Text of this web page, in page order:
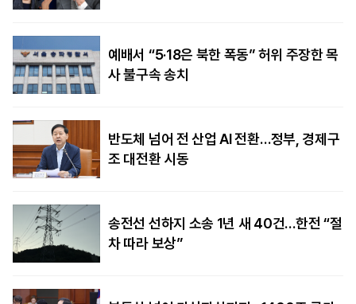
예배서 “5·18은 북한 폭동” 허위 주장한 목
사 불구속 송치
반도체 넘어 전 산업 AI 전환…정부, 경제구
조 대전환 시동
송전선 선하지 소송 1년 새 40건…한전 “절
차 따라 보상”